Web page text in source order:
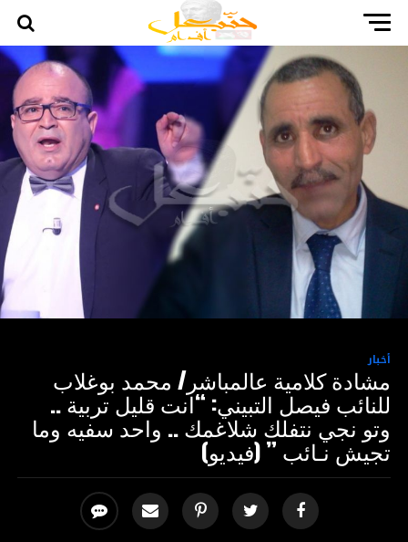
أخبار
مشادة كلامية عالمباشر/ محمد بوغلاب
للنائب فيصل التبيني: “انت قليل تربية ..
وتو نجي نتفلك شلاغمك .. واحد سفيه وما
تجيش نـائب ” (فيديو)